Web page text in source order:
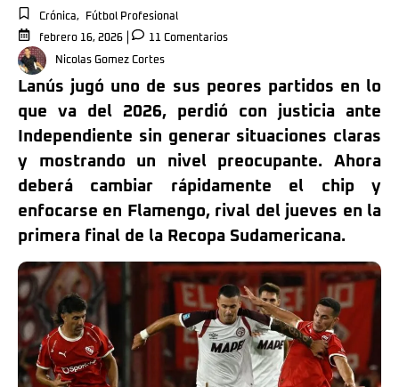
Crónica,
Fútbol Profesional
febrero 16, 2026
11 Comentarios
Nicolas Gomez Cortes
Lanús jugó uno de sus peores partidos en lo
que va del 2026, perdió con justicia ante
Independiente sin generar situaciones claras
y mostrando un nivel preocupante. Ahora
deberá cambiar rápidamente el chip y
enfocarse en Flamengo, rival del jueves en la
primera final de la Recopa Sudamericana.